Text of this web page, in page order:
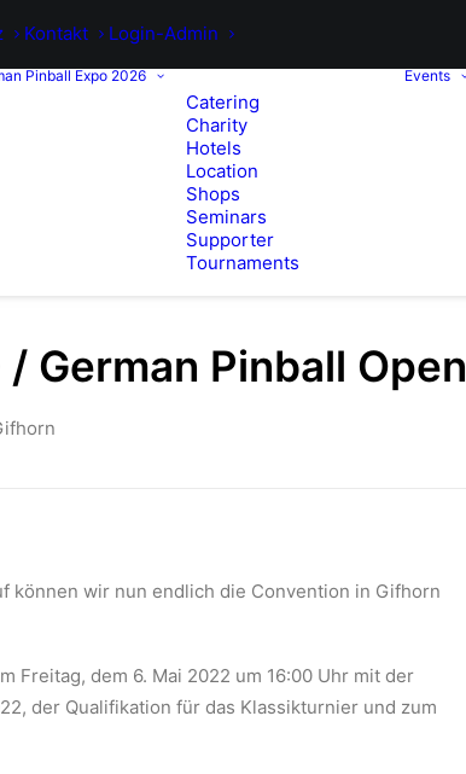
Kontakt Login-Admin
Pinball Expo 2026
Catering
Charity
Hotels
Location
Shops
Seminars
Supporter
Tournaments
Events
/ German Pinball Open
können wir nun endlich die Convention in Gifhorn
Freitag, dem 6. Mai 2022 um 16:00 Uhr mit der
der Qualifikation für das Klassikturnier und zum